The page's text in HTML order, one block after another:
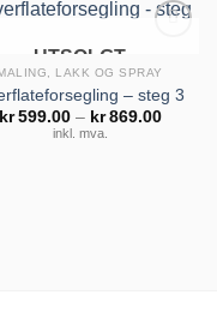
Legg til
UTSOLGT
LAKK OG SPRAY
– steg 3
kr 599.00 – kr 869.00
inkl. mva.